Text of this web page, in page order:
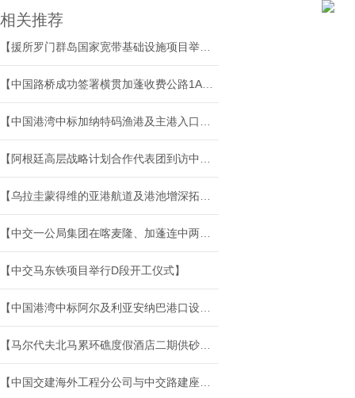
相关推荐
【援所罗门群岛国家宽带基础设施项目举行移交仪式】
【中国路桥成功签署横贯加蓬收费公路1A阶段EPC项目合同】
【中国港湾中标加纳特码渔港及主港入口航道疏浚项目】
【阿根廷高层战略计划合作代表团到访中国交建海外工程分公司】
【乌拉圭蒙得维的亚港航道及港池增深拓展项目正式开工】
【中交一公局集团在喀麦隆、加蓬连中两标】
【中交马东铁项目举行D段开工仪式】
【中国港湾中标阿尔及利亚安纳巴港口设施建设项目】
【马尔代夫北马累环礁度假酒店二期供砂项目开工】
【中国交建海外工程分公司与中交路建座谈交流】